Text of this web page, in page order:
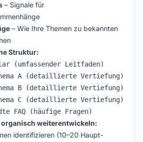
– Signale für
– Wie Ihre Themen zu bekannten
Struktur:
(umfassender Leitfaden)
A (detaillierte Vertiefung)
B (detaillierte Vertiefung)
C (detaillierte Vertiefung)
organisch weiterentwickeln:
identifizieren (10–20 Haupt-